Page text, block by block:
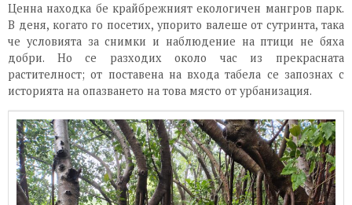
Ценна находка бе крайбрежният екологичен мангров парк.
В деня, когато го посетих, упорито валеше от сутринта, така
че условията за снимки и наблюдение на птици не бяха
добри. Но се разходих около час из прекрасната
растителност; от поставена на входа табела се запознах с
историята на опазването на това място от урбанизация.